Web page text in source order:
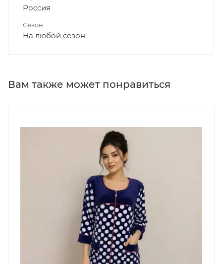
Россия
Сезон
На любой сезон
Вам также может понравиться